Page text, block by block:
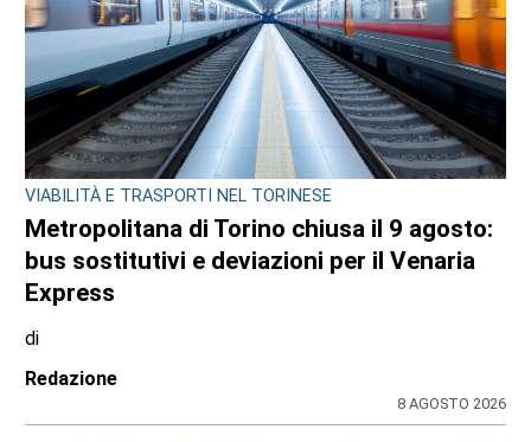
VIABILITÀ E TRASPORTI NEL TORINESE
Metropolitana di Torino chiusa il 9 agosto:
bus sostitutivi e deviazioni per il Venaria
Express
di
Redazione
8 AGOSTO 2026